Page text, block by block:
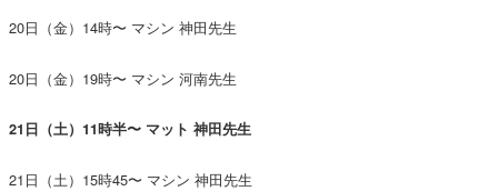
20日（金）14時〜 マシン 神田先生
20日（金）19時〜 マシン 河南先生
21日（土）11時半〜 マット 神田先生
21日（土）15時45〜 マシン 神田先生